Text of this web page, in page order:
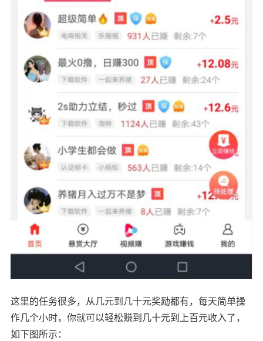
这里的任务很多，从几元到几十元奖励都有，每天简单操
作几个小时，你就可以轻松赚到几十元到上百元收入了，
如下图所示：